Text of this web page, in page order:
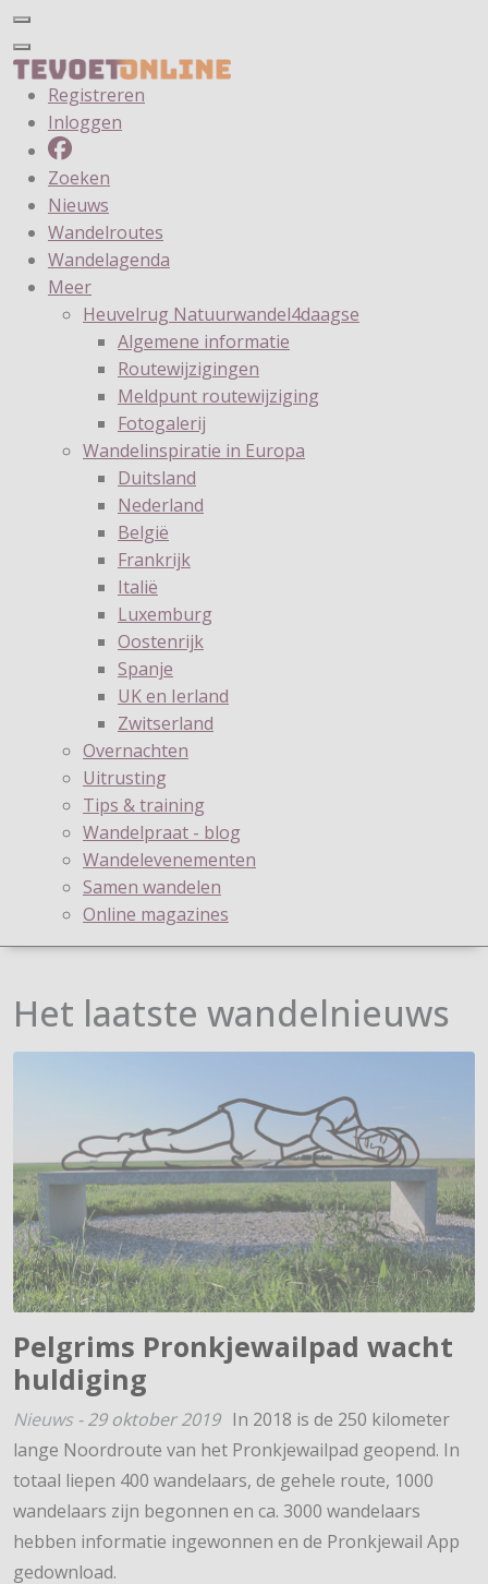
Registreren
Inloggen
Zoeken
Nieuws
Wandelroutes
Wandelagenda
Meer
Heuvelrug Natuurwandel4daagse
Algemene informatie
Routewijzigingen
Meldpunt routewijziging
Fotogalerij
Wandelinspiratie in Europa
Duitsland
Nederland
België
Frankrijk
Italië
Luxemburg
Oostenrijk
Spanje
UK en Ierland
Zwitserland
Overnachten
Uitrusting
Tips & training
Wandelpraat - blog
Wandelevenementen
Samen wandelen
Online magazines
Het laatste wandelnieuws
Pelgrims Pronkjewailpad wacht
huldiging
Nieuws -29 oktober 2019 In 2018 is de 250 kilometer
lange Noordroute van het Pronkjewailpad geopend. In
totaal liepen 400 wandelaars, de gehele route, 1000
wandelaars zijn begonnen en ca. 3000 wandelaars
hebben informatie ingewonnen en de Pronkjewail App
gedownload.